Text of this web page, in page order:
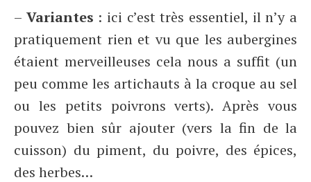
– Variantes : ici c’est très essentiel, il n’y a
pratiquement rien et vu que les aubergines
étaient merveilleuses cela nous a suffit (un
peu comme les artichauts à la croque au sel
ou les petits poivrons verts). Après vous
pouvez bien sûr ajouter (vers la fin de la
cuisson) du piment, du poivre, des épices,
des herbes…